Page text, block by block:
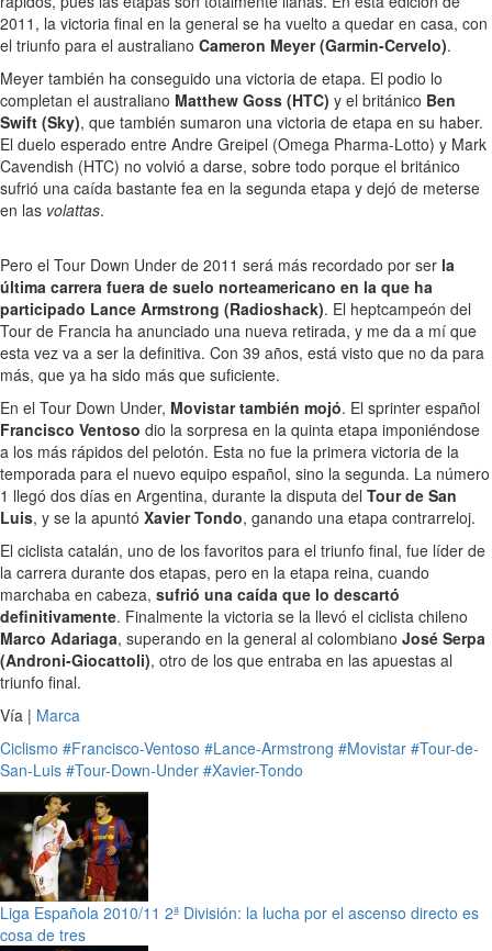
2011, la victoria final en la general se ha vuelto a quedar en casa, con
el triunfo para el australiano Cameron Meyer (Garmin-Cervelo).
Meyer también ha conseguido una victoria de etapa. El podio lo
completan el australiano Matthew Goss (HTC) y el británico Ben
Swift (Sky), que también sumaron una victoria de etapa en su haber.
El duelo esperado entre Andre Greipel (Omega Pharma-Lotto) y Mark
Cavendish (HTC) no volvió a darse, sobre todo porque el británico
sufrió una caída bastante fea en la segunda etapa y dejó de meterse
en las volattas.
Pero el Tour Down Under de 2011 será más recordado por ser la
última carrera fuera de suelo norteamericano en la que ha
participado Lance Armstrong (Radioshack). El heptcampeón del
Tour de Francia ha anunciado una nueva retirada, y me da a mí que
esta vez va a ser la definitiva. Con 39 años, está visto que no da para
más, que ya ha sido más que suficiente.
En el Tour Down Under, Movistar también mojó. El sprinter español
Francisco Ventoso dio la sorpresa en la quinta etapa imponiéndose
a los más rápidos del pelotón. Esta no fue la primera victoria de la
temporada para el nuevo equipo español, sino la segunda. La número
1 llegó dos días en Argentina, durante la disputa del Tour de San
Luis, y se la apuntó Xavier Tondo, ganando una etapa contrarreloj.
El ciclista catalán, uno de los favoritos para el triunfo final, fue líder de
la carrera durante dos etapas, pero en la etapa reina, cuando
marchaba en cabeza, sufrió una caída que lo descartó
definitivamente. Finalmente la victoria se la llevó el ciclista chileno
Marco Adariaga, superando en la general al colombiano José Serpa
(Androni-Giocattoli), otro de los que entraba en las apuestas al
triunfo final.
Vía | Marca
Ciclismo #Francisco-Ventoso #Lance-Armstrong #Movistar #Tour-de-
San-Luis #Tour-Down-Under #Xavier-Tondo
Liga Española 2010/11 2ª División: la lucha por el ascenso directo es
cosa de tres